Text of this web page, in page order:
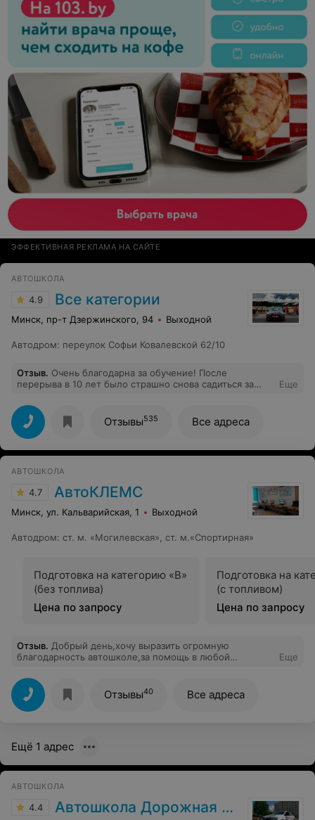
ЭФФЕКТИВНАЯ РЕКЛАМА НА САЙТЕ
АВТОШКОЛА
4.9 Все категории
Минск, пр-т Дзержинского, 94 Выходной
Автодром: переулок Софьи Ковалевской 62/10
Отзыв. Очень благодарна за обучение! После
перерыва в 10 лет было страшно снова садиться за
профессиональному подходу Владимира удалось
быстро восстановить навыки и успешно сдать экзамен.
Все объяснения были понятными, а занятия проходили
в комфортной и доброжелательной атмосфере.
Однозначно рекомендую всем, кто хочет научиться
Еще
Отзывы535 Все адреса
АВТОШКОЛА
4.7 АвтоКЛЕМС
Минск, ул. Кальварийская, 1 Выходной
Автодром: ст. м. «Могилевская», ст. м.«Спортирная»
Подготовка на категорию «B»
(без топлива)
Цена по запросу
Подготовка на
(с топливом)
Цена по запросу
Отзыв. Добрый день,хочу выразить огромную
благодарность автошколе,за помощь в любой
учащимся. А так же преподавателю по теории
Дмитрию Григорьевичу,который объясняет так ,что
сразу все понятно,инструктору ,Владимиру
Ивановичу,за его умения обучать и стальные
именно Вас! Спасибо Вам огромное ,я рада ,что не
Еще
Отзывы40 Все адреса
Ещё 1 адрес
АВТОШКОЛА
4.4 Автошкола Дорожная азбука